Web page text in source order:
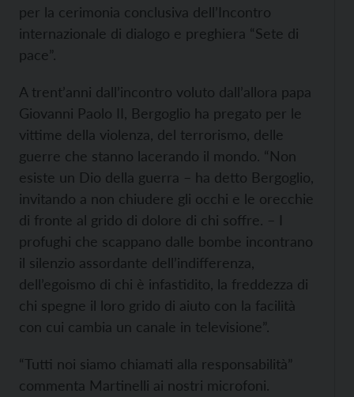
per la cerimonia conclusiva dell’Incontro
internazionale di dialogo e preghiera “Sete di
pace”.
A trent’anni dall’incontro voluto dall’allora papa
Giovanni Paolo II, Bergoglio ha pregato per le
vittime della violenza, del terrorismo, delle
guerre che stanno lacerando il mondo. “Non
esiste un Dio della guerra – ha detto Bergoglio,
invitando a non chiudere gli occhi e le orecchie
di fronte al grido di dolore di chi soffre. – I
profughi che scappano dalle bombe incontrano
il silenzio assordante dell’indifferenza,
dell’egoismo di chi è infastidito, la freddezza di
chi spegne il loro grido di aiuto con la facilità
con cui cambia un canale in televisione”.
“Tutti noi siamo chiamati alla responsabilità”
commenta Martinelli ai nostri microfoni.